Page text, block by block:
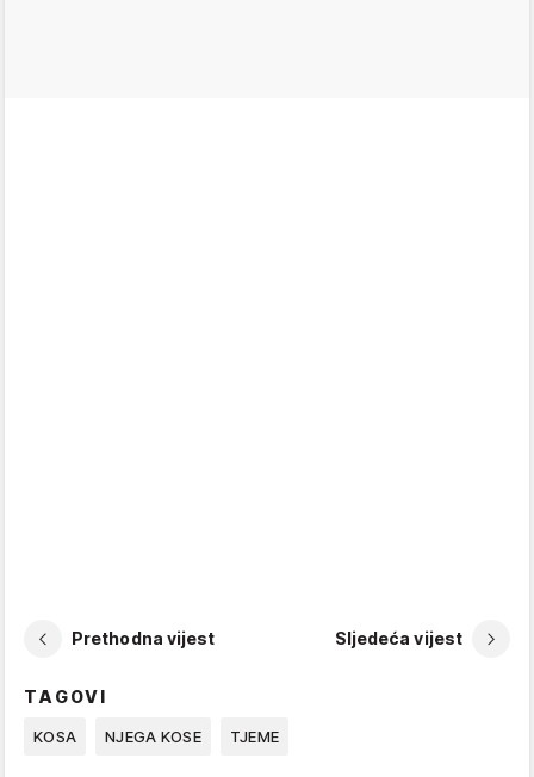
Prethodna vijest Sljedeća vijest
TAGOVI
KOSA NJEGA KOSE TJEME